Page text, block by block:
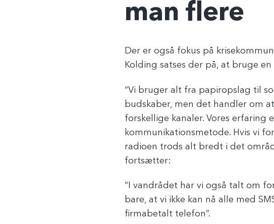
man flere
Der er også fokus på
Kolding satses der på, at bruge
“Vi bruger alt fra papiropslag til
budskaber, men det handler om
forskellige kanaler. Vores erfaring
kommunikationsmetode. Hvis vi
radioen trods alt bredt i det
fortsætter:
“I vandrådet har vi også talt om
bare, at vi ikke kan nå alle med
firmabetalt telefon”.